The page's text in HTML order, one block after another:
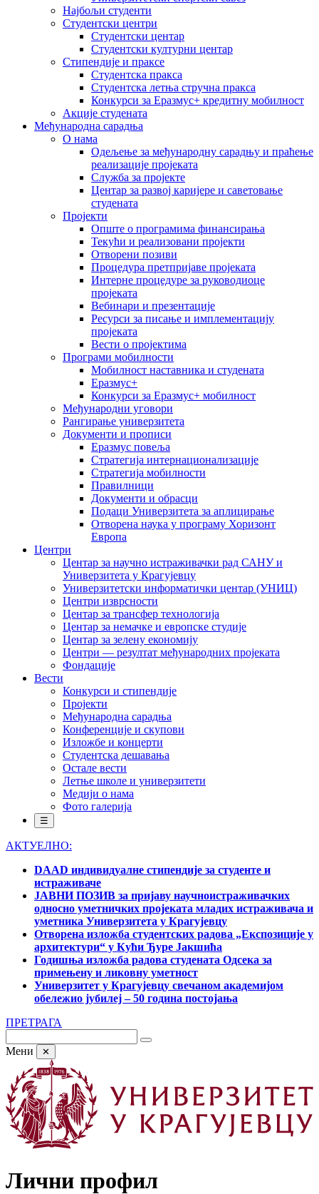
Најбољи студенти
Студентски центри
Студентски центар
Студентски културни центар
Стипендије и праксе
Студентска пракса
Студентска летња стручна пракса
Конкурси за Еразмус+ кредитну мобилност
Акције студената
Међународна сарадња
О нама
Одељење за међународну сарадњу и праћење
реализације пројеката
Служба за пројекте
Центар за развој каријере и саветовање
студената
Пројекти
Опште о програмима финансирања
Текући и реализовани пројекти
Отворени позиви
Процедура претпријаве пројеката
Интерне процедуре за руководиоце
пројеката
Вебинари и презентације
Ресурси за писање и имплементацију
пројеката
Вести о пројектима
Програми мобилности
Мобилност наставника и студената
Еразмус+
Конкурси за Еразмус+ мобилност
Међународни уговори
Рангирање универзитета
Документи и прописи
Еразмус повеља
Стратегија интернационализације
Стратегија мобилности
Правилници
Документи и обрасци
Подаци Универзитета за аплицирање
Отворена наука у програму Хоризонт
Европа
Центри
Центар за научно истраживачки рад САНУ и
Универзитета у Крагујевцу
Универзитетски информатички центар (УНИЦ)
Центри изврсности
Центар за трансфер технологија
Центар за немачке и европске студије
Центар за зелену економију
Центри — резултат међународних пројеката
Фондације
Вести
Конкурси и стипендије
Пројекти
Међународна сарадња
Конференције и скупови
Изложбе и концерти
Студентска дешавања
Остале вести
Летње школе и универзитети
Медији о нама
Фото галерија
☰
АКТУЕЛНО:
DAAD индивидуалне стипендије за студенте и
истраживаче
ЈАВНИ ПОЗИВ за пријаву научноистраживачких
односно уметничких пројеката младих истраживача и
уметника Универзитета у Крагујевцу
Отворена изложба студентских радова „Експозиције у
архитектури“ у Кући Ђуре Јакшића
Годишња изложба радова студената Одсека за
примењену и ликовну уметност
Универзитет у Крагујевцу свечаном академијом
обележио јубилеј – 50 година постојања
ПРЕТРАГА
Мени ✕
Лични профил